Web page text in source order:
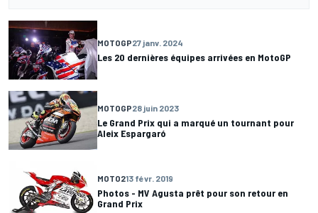
MOTOGP27 janv. 2024
Les 20 dernières équipes arrivées en MotoGP
MOTOGP28 juin 2023
Le Grand Prix qui a marqué un tournant pour
Aleix Espargaró
MOTO213 févr. 2019
Photos - MV Agusta prêt pour son retour en
Grand Prix